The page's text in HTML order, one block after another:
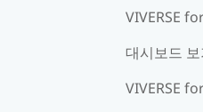
VIVERSE
대시보드 보
VIVERSE